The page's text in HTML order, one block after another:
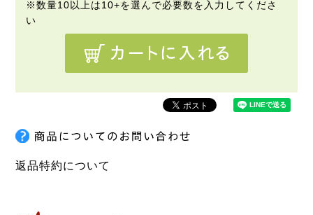
返品特約について